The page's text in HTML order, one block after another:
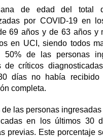
de edad del total
por COVID-19 en
69 años y de 63 años y
en UCI, siendo todos
50% de las personas
de críticos
días no había
completa.
de las personas
en los últimos 30
previas. Este porcentaje